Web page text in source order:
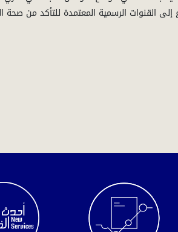
إلى القنوات الرسمية المعتمدة للتأكد من
القضية